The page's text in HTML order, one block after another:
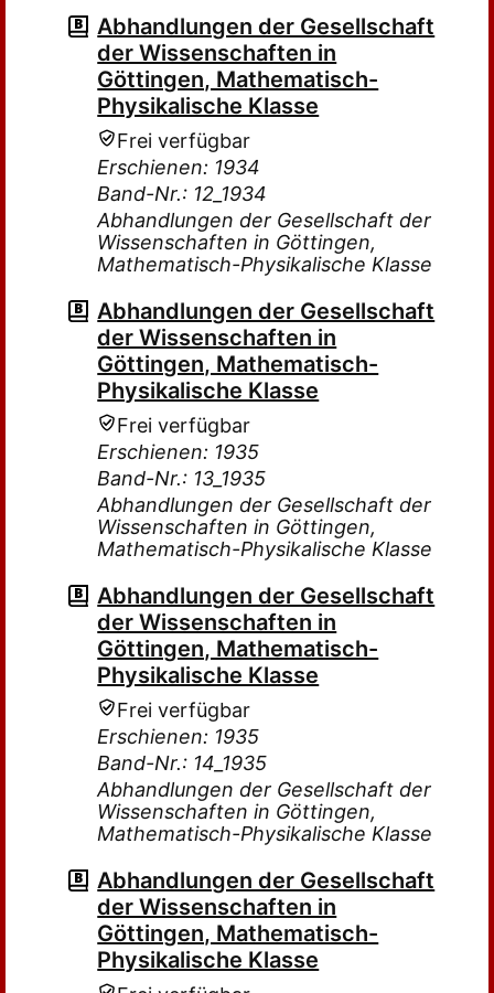
Abhandlungen der Gesellschaft
der Wissenschaften in
Göttingen, Mathematisch-
Physikalische Klasse
Frei verfügbar
Erschienen: 1934
Band-Nr.: 12_1934
Abhandlungen der Gesellschaft der
Wissenschaften in Göttingen,
Mathematisch-Physikalische Klasse
Abhandlungen der Gesellschaft
der Wissenschaften in
Göttingen, Mathematisch-
Physikalische Klasse
Frei verfügbar
Erschienen: 1935
Band-Nr.: 13_1935
Abhandlungen der Gesellschaft der
Wissenschaften in Göttingen,
Mathematisch-Physikalische Klasse
Abhandlungen der Gesellschaft
der Wissenschaften in
Göttingen, Mathematisch-
Physikalische Klasse
Frei verfügbar
Erschienen: 1935
Band-Nr.: 14_1935
Abhandlungen der Gesellschaft der
Wissenschaften in Göttingen,
Mathematisch-Physikalische Klasse
Abhandlungen der Gesellschaft
der Wissenschaften in
Göttingen, Mathematisch-
Physikalische Klasse